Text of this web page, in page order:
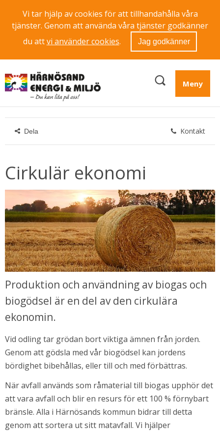
Vi tar hjälp av cookies för att tillhandahålla våra
tjänster. Genom att använda våra tjänster godkänner
du attvi använder cookies. Jag godkänner
Meny
Dela Kontakt
Cirkulär ekonomi
Produktion och användning av biogas och
biogödsel är en del av den cirkulära
ekonomin.
Vid odling tar grödan bort viktiga ämnen från jorden.
Genom att gödsla med vår biogödsel kan jordens
bördighet bibehållas, eller till och med förbättras.
När avfall används som råmaterial till biogas upphör det
att vara avfall och blir en resurs för ett 100 % förnybart
bränsle. Alla i Härnösands kommun bidrar till detta
genom att sortera ut sitt matavfall. Vi hjälper